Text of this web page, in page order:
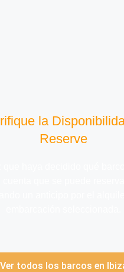
la
Reserve
Ver todos los barcos en